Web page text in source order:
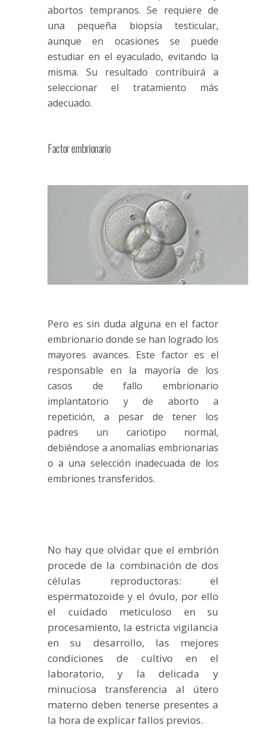
abortos tempranos. Se requiere de
una pequeña biopsia testicular,
aunque en ocasiones se puede
estudiar en el eyaculado, evitando la
misma. Su resultado contribuirá a
seleccionar el tratamiento más
adecuado.
Factor embrionario
Pero es sin duda alguna en el factor
embrionario donde se han logrado los
mayores avances. Este factor es el
responsable en la mayoría de los
casos de fallo embrionario
implantatorio y de aborto a
repetición, a pesar de tener los
padres un cariotipo normal,
debiéndose a anomalías embrionarias
o a una selección inadecuada de los
embriones transferidos.
No hay que olvidar que el embrión
procede de la combinación de dos
células reproductoras: el
espermatozoide y el óvulo, por ello
el cuidado meticuloso en su
procesamiento, la estricta vigilancia
en su desarrollo, las mejores
condiciones de cultivo en el
laboratorio, y la delicada y
minuciosa transferencia al útero
materno deben tenerse presentes a
la hora de explicar fallos previos.